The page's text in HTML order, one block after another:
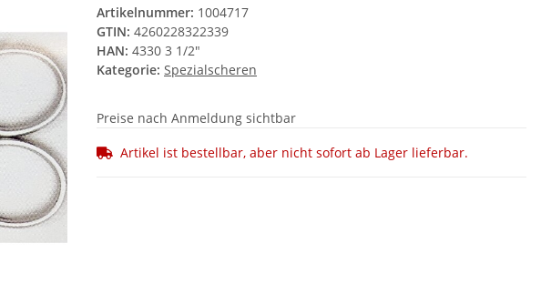
Artikelnummer: 1004717
GTIN: 4260228322339
HAN: 4330 3 1/2"
Kategorie: Spezialscheren
Preise nach Anmeldung sichtbar
Artikel ist bestellbar, aber nicht sofort ab Lager lieferbar.